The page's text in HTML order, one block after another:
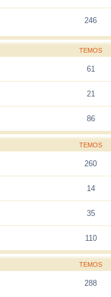
246
TEMOS
61
21
86
TEMOS
260
14
35
110
TEMOS
288